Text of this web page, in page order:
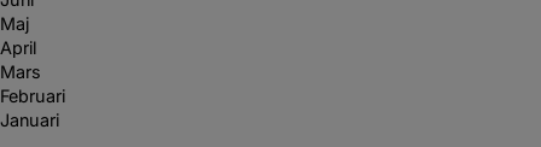
Maj
April
Mars
Februari
Januari